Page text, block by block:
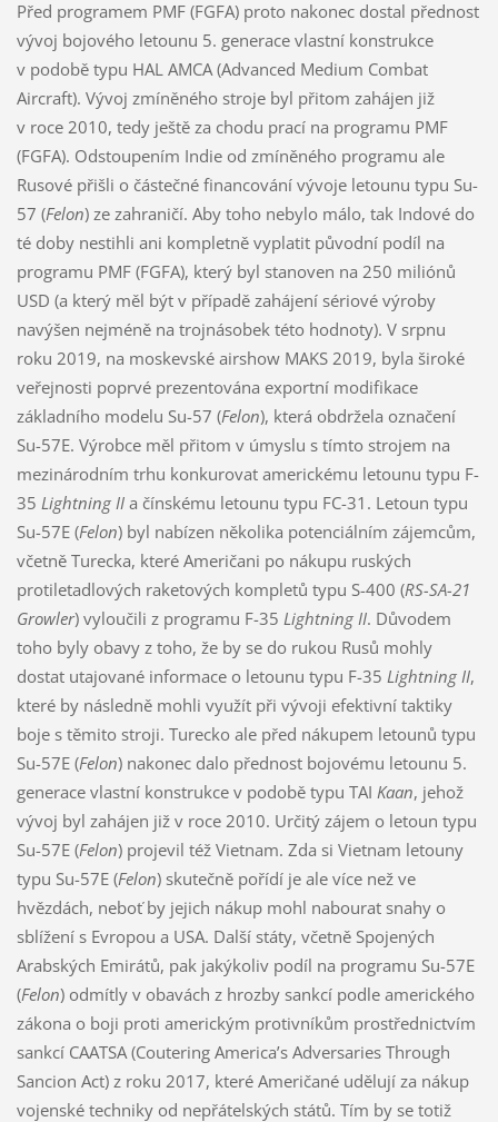
Před programem PMF (FGFA) proto nakonec dostal přednost
vývoj bojového letounu 5. generace vlastní konstrukce
v podobě typu HAL AMCA (Advanced Medium Combat
Aircraft). Vývoj zmíněného stroje byl přitom zahájen již
v roce 2010, tedy ještě za chodu prací na programu PMF
(FGFA). Odstoupením Indie od zmíněného programu ale
Rusové přišli o částečné financování vývoje letounu typu Su-
57 (Felon) ze zahraničí. Aby toho nebylo málo, tak Indové do
té doby nestihli ani kompletně vyplatit původní podíl na
programu PMF (FGFA), který byl stanoven na 250 miliónů
USD (a který měl být v případě zahájení sériové výroby
navýšen nejméně na trojnásobek této hodnoty). V srpnu
roku 2019, na moskevské airshow MAKS 2019, byla široké
veřejnosti poprvé prezentována exportní modifikace
základního modelu Su-57 (Felon), která obdržela označení
Su-57E. Výrobce měl přitom v úmyslu s tímto strojem na
mezinárodním trhu konkurovat americkému letounu typu F-
35 Lightning IIa čínskému letounu typu FC-31. Letoun typu
Su-57E (Felon) byl nabízen několika potenciálním zájemcům,
včetně Turecka, které Američani po nákupu ruských
protiletadlových raketových kompletů typu S-400 (RS-SA-21
Growler) vyloučili z programu F-35 Lightning II. Důvodem
toho byly obavy z toho, že by se do rukou Rusů mohly
dostat utajované informace o letounu typu F-35 Lightning II,
které by následně mohli využít při vývoji efektivní taktiky
boje s těmito stroji. Turecko ale před nákupem letounů typu
Su-57E (Felon) nakonec dalo přednost bojovému letounu 5.
generace vlastní konstrukce v podobě typu TAI Kaan, jehož
vývoj byl zahájen již v roce 2010. Určitý zájem o letoun typu
Su-57E (Felon) projevil též Vietnam. Zda si Vietnam letouny
typu Su-57E (Felon) skutečně pořídí je ale více než ve
hvězdách, neboť by jejich nákup mohl nabourat snahy o
sblížení s Evropou a USA. Další státy, včetně Spojených
Arabských Emirátů, pak jakýkoliv podíl na programu Su-57E
(Felon) odmítly v obavách z hrozby sankcí podle amerického
zákona o boji proti americkým protivníkům prostřednictvím
sankcí CAATSA (Coutering America’s Adversaries Through
Sancion Act) z roku 2017, které Američané udělují za nákup
vojenské techniky od nepřátelských států. Tím by se totiž